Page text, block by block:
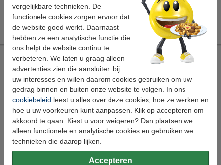
vergelijkbare technieken. De
functionele cookies zorgen ervoor dat
de website goed werkt. Daarnaast
hebben ze een analytische functie die
ons helpt de website continu te
verbeteren. We laten u graag alleen
advertenties zien die aansluiten bij
uw interesses en willen daarom cookies gebruiken om uw
gedrag binnen en buiten onze website te volgen. In ons
cookiebeleid leest u alles over deze cookies, hoe ze werken en
hoe u uw voorkeuren kunt aanpassen. Klik op accepteren om
akkoord te gaan. Kiest u voor weigeren? Dan plaatsen we
alleen functionele en analytische cookies en gebruiken we
technieken die daarop lijken.
Accepteren
€ 4,25 Bestellen
Jalema Re-Solution memokubus zwart (850 vellen)
Jalema memo kubus
95 x 95 x 95 mm (LxBxH)
Bekijk de specificaties en omschrijving
Direct leverbaar
Morgen in huis
€ 8,50